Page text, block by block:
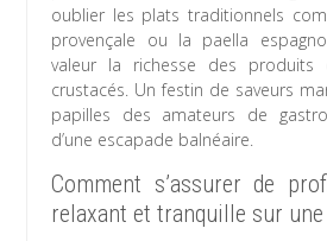
oublier les plats traditionnels
provençale ou la paella
valeur la richesse des
crustacés. Un festin de saveurs
papilles des amateurs de
d’une escapade balnéaire.
Comment s’assurer de
relaxant et tranquille sur une